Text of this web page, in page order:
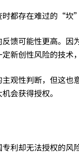
都存在难过的“坎
馈可能性更高。因
新创性风险的技术
观性判断，但这也
会获得授权。
利却无法授权的风